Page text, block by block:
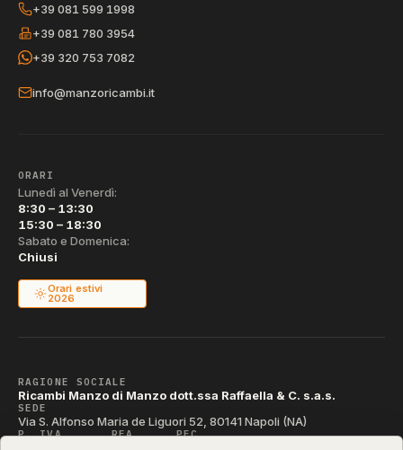
+39 081 599 1998
+39 081 780 3954
+39 320 753 7082
info@manzoricambi.it
ORARI
Lunedì al Venerdì:
8:30 – 13:30
15:30 – 18:30
Sabato e Domenica:
Chiusi
Orari estivi
2026
RAGIONE SOCIALE
Ricambi Manzo di Manzo dott.ssa Raffaella & C. s.a.s.
SEDE
Via S. Alfonso Maria de Liguori 52, 80141 Napoli (NA)
P. IVA REA PEC